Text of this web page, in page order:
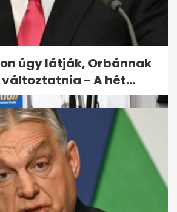
hogyan végzett
a Budapesten eltűnt
úgy látják, Orbánnak
változtatnia - A hét...